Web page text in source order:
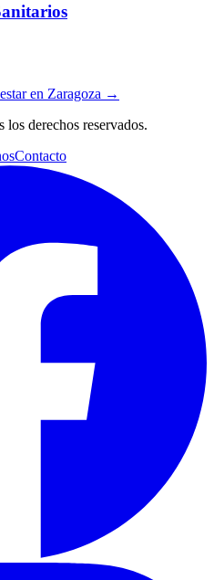
en Zaragoza →
los derechos reservados.
Contacto